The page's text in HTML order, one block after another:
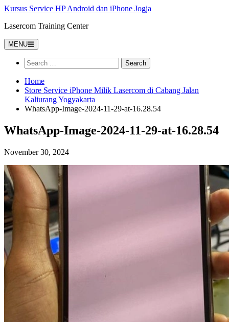
Kursus Service HP Android dan iPhone Jogja
Lasercom Training Center
MENU
Home
Store Service iPhone Milik Lasercom di Cabang Jalan
Kaliurang Yogyakarta
WhatsApp-Image-2024-11-29-at-16.28.54
WhatsApp-Image-2024-11-29-at-16.28.54
November 30, 2024